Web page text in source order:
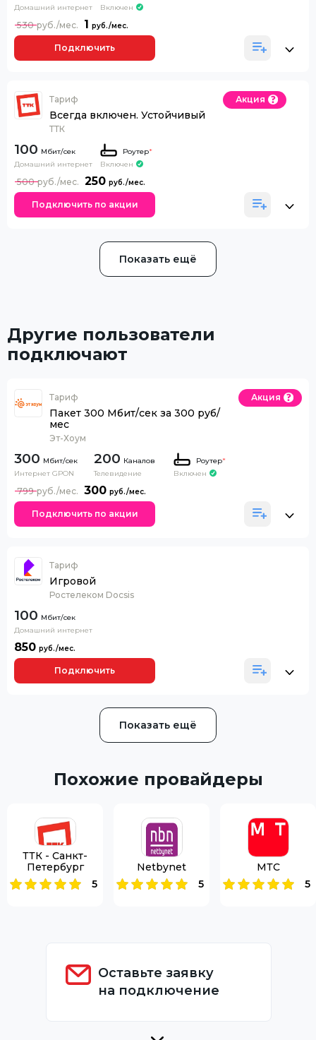
Домашний интернет Включен
1
530
Подключить
Тариф
Всегда включен. Устойчивый
ТТК
Акция
100
Домашний интернет
Роутер*
Включен
250
500
Подключить по акции
Показать ещё
Другие пользователи
подключают
Тариф
Пакет 300 Мбит/сек за 300 руб/
мес
Эт-Хоум
Акция
300
Интернет GPON
200 Каналов
Телевидение
Роутер*
Включен
300
799
Подключить по акции
Тариф
Игровой
Ростелеком Docsis
100
Домашний интернет
850
Подключить
Показать ещё
Похожие провайдеры
ТТК - Санкт-
Петербург
5
Netbynet
5
МТС
5
Оставьте заявку
на подключение